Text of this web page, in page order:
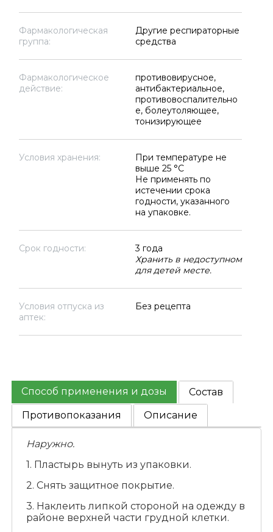
Фармакологическая
группа:
Другие респираторные
средства
Фармакологическое
действие:
противовирусное,
антибактериальное,
противовоспалительно
е, болеутоляющее,
тонизирующее
Условия хранения:
При температуре не
выше 25 °C
Не применять по
истечении срока
годности, указанного
на упаковке.
Срок годности:
3 года
Хранить в недоступном
для детей месте.
Условия отпуска из
аптек:
Без рецепта
Способ применения и дозы
Состав
Противопоказания
Описание
Наружно.
1. Пластырь вынуть из упаковки.
2. Снять защитное покрытие.
3. Наклеить липкой стороной на одежду в
районе верхней части грудной клетки.